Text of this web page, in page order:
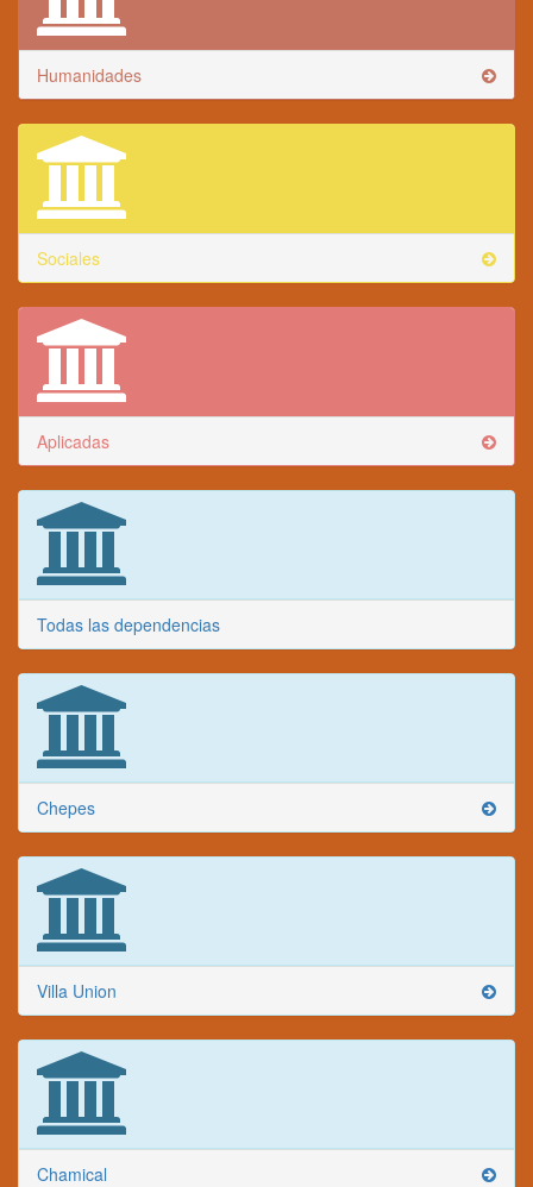
Humanidades
Sociales
Aplicadas
Todas las dependencias
Chepes
Villa Union
Chamical